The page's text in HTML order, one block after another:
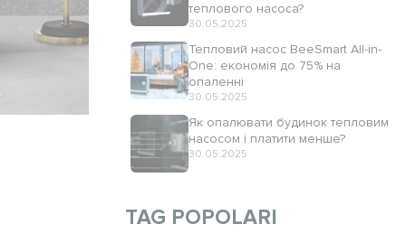
теплового насоса?
30.05.2025
Тепловий насос BeeSmart All-in-
One: економія до 75% на
опаленні
30.05.2025
Як опалювати будинок тепловим
насосом і платити менше?
30.05.2025
TAG POPOLARI